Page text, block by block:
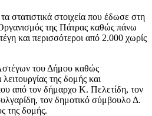
στατιστικά στοιχεία που έδωσε στη
της Πάτρας καθώς πάνω
και περισσότεροι από 2.000 χωρίς
του Δήμου καθώς
της δομής και
από τον δήμαρχο Κ. Πελετίδη, τον
τον δημοτικό σύμβουλο Δ.
της δομής.